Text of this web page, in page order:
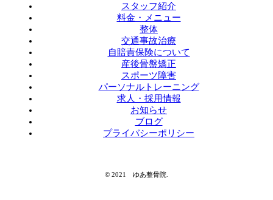
スタッフ紹介
料金・メニュー
整体
交通事故治療
自賠責保険について
産後骨盤矯正
スポーツ障害
パーソナルトレーニング
求人・採用情報
お知らせ
ブログ
プライバシーポリシー
© 2021 ゆあ整骨院.